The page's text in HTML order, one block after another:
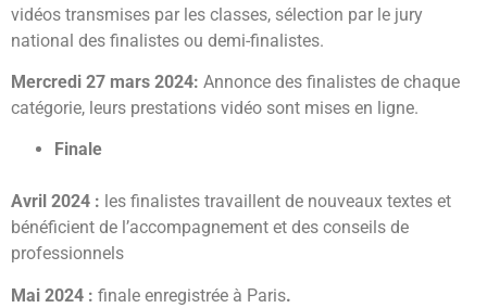
vidéos transmises par les classes, sélection par le jury
national des finalistes ou demi-finalistes.
Mercredi 27 mars 2024: Annonce des finalistes de chaque
catégorie, leurs prestations vidéo sont mises en ligne.
Finale
Avril 2024 : les finalistes travaillent de nouveaux textes et
bénéficient de l’accompagnement et des conseils de
professionnels
Mai 2024 : finale enregistrée à Paris.